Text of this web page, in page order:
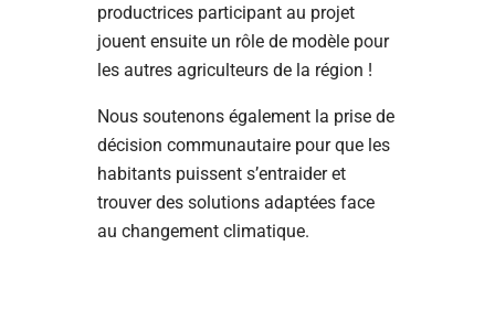
productrices participant au projet
jouent ensuite un rôle de modèle pour
les autres agriculteurs de la région !
Nous soutenons également la prise de
décision communautaire pour que les
habitants puissent s’entraider et
trouver des solutions adaptées face
au changement climatique.